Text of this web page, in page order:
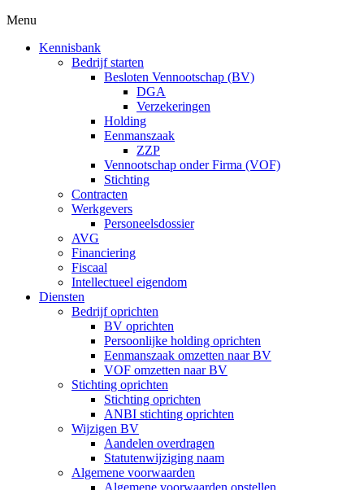
Menu
Kennisbank
Bedrijf starten
Besloten Vennootschap (BV)
DGA
Verzekeringen
Holding
Eenmanszaak
ZZP
Vennootschap onder Firma (VOF)
Stichting
Contracten
Werkgevers
Personeelsdossier
AVG
Financiering
Fiscaal
Intellectueel eigendom
Diensten
Bedrijf oprichten
BV oprichten
Persoonlijke holding oprichten
Eenmanszaak omzetten naar BV
VOF omzetten naar BV
Stichting oprichten
Stichting oprichten
ANBI stichting oprichten
Wijzigen BV
Aandelen overdragen
Statutenwijziging naam
Algemene voorwaarden
Algemene voorwaarden opstellen